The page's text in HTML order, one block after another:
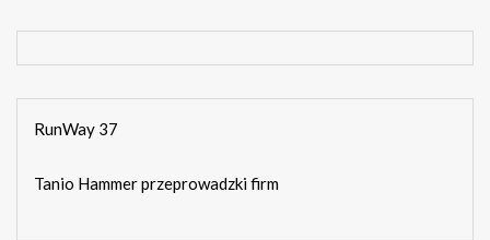
RunWay 37
Tanio Hammer przeprowadzki firm